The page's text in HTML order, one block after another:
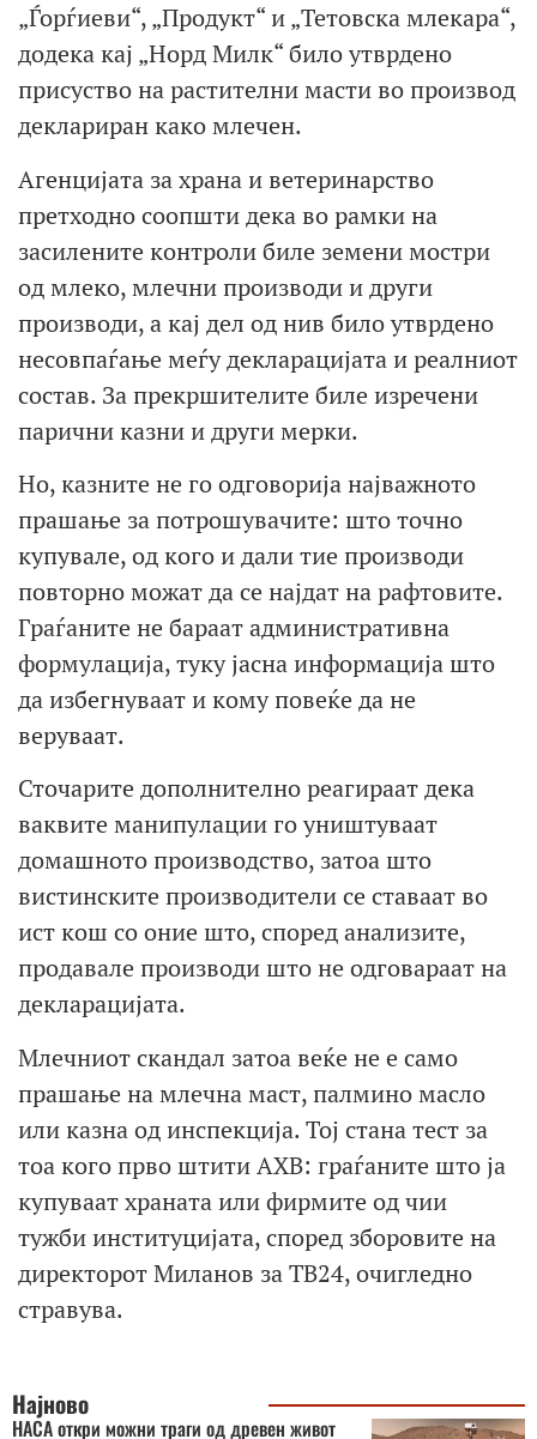
„Ѓорѓиеви“, „Продукт“ и „Тетовска млекара“,
додека кај „Норд Милк“ било утврдено
присуство на растителни масти во производ
деклариран како млечен.
Агенцијата за храна и ветеринарство
претходно соопшти дека во рамки на
засилените контроли биле земени мостри
од млеко, млечни производи и други
производи, а кај дел од нив било утврдено
несовпаѓање меѓу декларацијата и реалниот
состав. За прекршителите биле изречени
парични казни и други мерки.
Но, казните не го одговорија најважното
прашање за потрошувачите: што точно
купувале, од кого и дали тие производи
повторно можат да се најдат на рафтовите.
Граѓаните не бараат административна
формулација, туку јасна информација што
да избегнуваат и кому повеќе да не
веруваат.
Сточарите дополнително реагираат дека
ваквите манипулации го уништуваат
домашното производство, затоа што
вистинските производители се ставаат во
ист кош со оние што, според анализите,
продавале производи што не одговараат на
декларацијата.
Млечниот скандал затоа веќе не е само
прашање на млечна маст, палмино масло
или казна од инспекција. Тој стана тест за
тоа кого прво штити АХВ: граѓаните што ја
купуваат храната или фирмите од чии
тужби институцијата, според зборовите на
директорот Миланов за ТВ24, очигледно
стравува.
Најново
НАСА откри можни траги од древен живот